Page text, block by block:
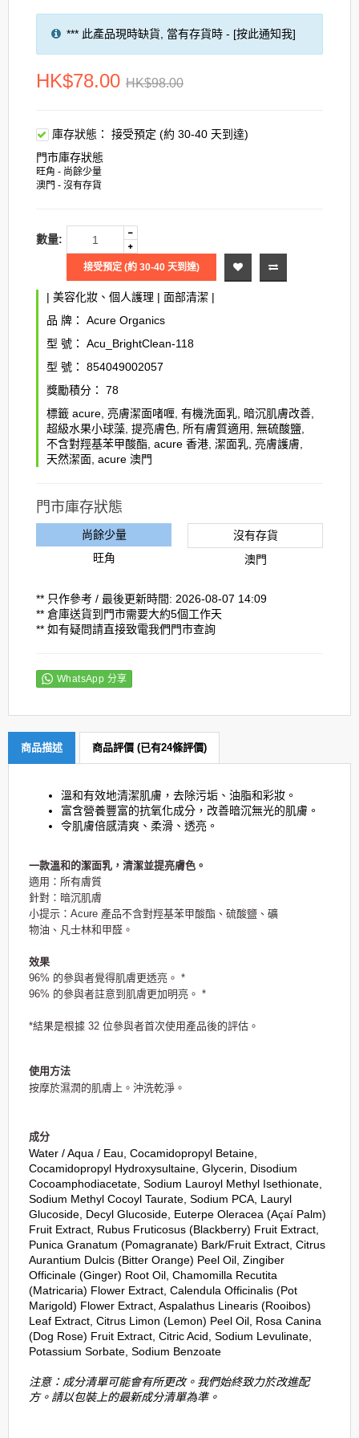
*** 此產品現時缺貨, 當有存貨時 - [按此通知我]
HK$78.00 HK$98.00
庫存狀態：
接受預定 (約 30-40 天到達)
門市庫存狀態
旺角 - 尚餘少量
澳門 - 沒有存貨
數量:
接受預定 (約 30-40 天到達)
| 美容化妝、個人護理 | 面部清潔 |
品 牌：
Acure Organics
型 號：
Acu_BrightClean-118
型 號：
854049002057
獎勵積分：
78
標籤 acure 亮膚潔面啫喱 有機洗面乳 暗沉肌膚改善
超級水果小球藻 提亮膚色 所有膚質適用 無硫酸鹽
不含對羥基苯甲酸酯 acure 香港 潔面乳 亮膚護膚
天然潔面 acure 澳門
門市庫存狀態
尚餘少量
旺角
沒有存貨
澳門
** 只作參考 / 最後更新時間: 2026-08-07 14:09
** 倉庫送貨到門市需要大約5個工作天
** 如有疑問請直接致電我們門市查詢
WhatsApp 分享
商品描述 商品評價 (已有24條評價)
溫和有效地清潔肌膚，去除污垢、油脂和彩妝。
富含營養豐富的抗氧化成分，改善暗沉無光的肌膚。
令肌膚倍感清爽、柔滑、透亮。
一款溫和的潔面乳，清潔並提亮膚色。
適用：所有膚質
針對：暗沉肌膚
小提示：Acure 產品不含對羥基苯甲酸酯、硫酸鹽、礦
物油、凡士林和甲醛。
效果
96% 的參與者覺得肌膚更透亮。 *
96% 的參與者註意到肌膚更加明亮。 *
*結果是根據 32 位參與者首次使用產品後的評估。
使用方法
按摩於濕潤的肌膚上。沖洗乾淨。
成分
Water / Aqua / Eau, Cocamidopropyl Betaine,
Cocamidopropyl Hydroxysultaine, Glycerin, Disodium
Cocoamphodiacetate, Sodium Lauroyl Methyl Isethionate,
Sodium Methyl Cocoyl Taurate, Sodium PCA, Lauryl
Glucoside, Decyl Glucoside, Euterpe Oleracea (Açaí Palm)
Fruit Extract, Rubus Fruticosus (Blackberry) Fruit Extract,
Punica Granatum (Pomagranate) Bark/Fruit Extract, Citrus
Aurantium Dulcis (Bitter Orange) Peel Oil, Zingiber
Officinale (Ginger) Root Oil, Chamomilla Recutita
(Matricaria) Flower Extract, Calendula Officinalis (Pot
Marigold) Flower Extract, Aspalathus Linearis (Rooibos)
Leaf Extract, Citrus Limon (Lemon) Peel Oil, Rosa Canina
(Dog Rose) Fruit Extract, Citric Acid, Sodium Levulinate,
Potassium Sorbate, Sodium Benzoate
注意：成分清單可能會有所更改。我們始終致力於改進配
方。請以包裝上的最新成分清單為準。